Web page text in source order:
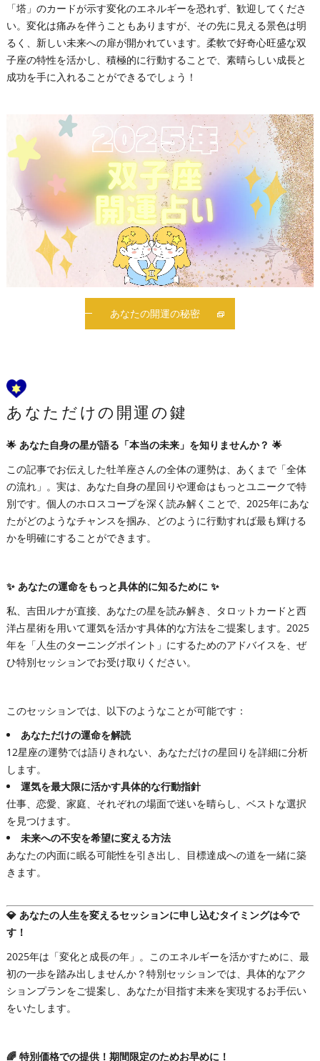
「塔」のカードが示す変化のエネルギーを恐れず、歓迎してくださ
い。変化は痛みを伴うこともありますが、その先に見える景色は明
るく、新しい未来への扉が開かれています。柔軟で好奇心旺盛な双
子座の特性を活かし、積極的に行動することで、素晴らしい成長と
成功を手に入れることができるでしょう！
あなたの開運の秘密
あなただけの開運の鍵
🌟 あなた自身の星が語る「本当の未来」を知りませんか？ 🌟
この記事でお伝えした牡羊座さんの全体の運勢は、あくまで「全体
の流れ」。実は、あなた自身の星回りや運命はもっとユニークで特
別です。個人のホロスコープを深く読み解くことで、2025年にあな
たがどのようなチャンスを掴み、どのように行動すれば最も輝ける
かを明確にすることができます。
✨ あなたの運命をもっと具体的に知るために ✨
私、吉田ルナが直接、あなたの星を読み解き、タロットカードと西
洋占星術を用いて運気を活かす具体的な方法をご提案します。2025
年を「人生のターニングポイント」にするためのアドバイスを、ぜ
ひ特別セッションでお受け取りください。
このセッションでは、以下のようなことが可能です：
あなただけの運命を解読
12星座の運勢では語りきれない、あなただけの星回りを詳細に分析
します。
運気を最大限に活かす具体的な行動指針
仕事、恋愛、家庭、それぞれの場面で迷いを晴らし、ベストな選択
を見つけます。
未来への不安を希望に変える方法
あなたの内面に眠る可能性を引き出し、目標達成への道を一緒に築
きます。
💎 あなたの人生を変えるセッションに申し込むタイミングは今で
す！
2025年は「変化と成長の年」。このエネルギーを活かすために、最
初の一歩を踏み出しませんか？特別セッションでは、具体的なアク
ションプランをご提案し、あなたが目指す未来を実現するお手伝い
をいたします。
🌈 特別価格での提供！期間限定のためお早めに！